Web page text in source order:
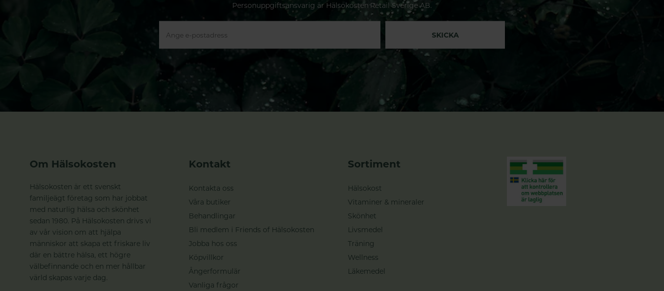
Personuppgiftsansvarig är Hälsokosten Retail Sverige AB.
SKICKA
Om Hälsokosten
Hälsokosten är ett svenskt
familjeägt företag som har jobbat
med naturlig hälsa och skönhet
sedan 1980. På Hälsokosten drivs vi
av vår vision om att hjälpa
människor att skapa ett friskare liv
där en bättre hälsa, ett högre
välbefinnande och en mer hållbar
värld skapas varje dag.
Kontakt
Kontakta oss
Våra butiker
Behandlingar
Bli medlem i Friends of Hälsokosten
Jobba hos oss
Köpvillkor
Ångerformulär
Vanliga frågor
Sortiment
Hälsokost
Vitaminer & mineraler
Skönhet
Livsmedel
Träning
Wellness
Läkemedel